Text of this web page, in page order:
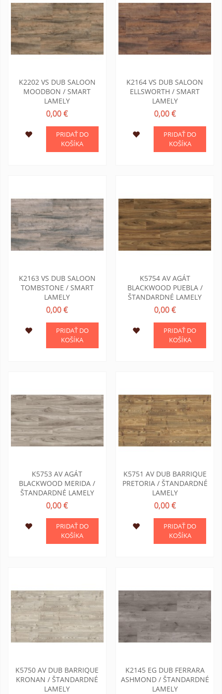
K2202 VS DUB SALOON
MOODBON / SMART
LAMELY
0,00 €
PRIDAŤ DO
KOŠÍKA
K2164 VS DUB SALOON
ELLSWORTH / SMART
LAMELY
0,00 €
PRIDAŤ DO
KOŠÍKA
K2163 VS DUB SALOON
TOMBSTONE / SMART
LAMELY
0,00 €
PRIDAŤ DO
KOŠÍKA
K5754 AV AGÁT
BLACKWOOD PUEBLA /
ŠTANDARDNÉ LAMELY
0,00 €
PRIDAŤ DO
KOŠÍKA
K5753 AV AGÁT
BLACKWOOD MERIDA /
ŠTANDARDNÉ LAMELY
0,00 €
PRIDAŤ DO
KOŠÍKA
K5751 AV DUB BARRIQUE
PRETORIA / ŠTANDARDNÉ
LAMELY
0,00 €
PRIDAŤ DO
KOŠÍKA
K5750 AV DUB BARRIQUE
KRONAN / ŠTANDARDNÉ
LAMELY
K2145 EG DUB FERRARA
ASHMOND / ŠTANDARDNÉ
LAMELY